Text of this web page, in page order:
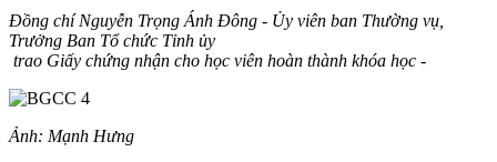
Đồng chí Nguyễn Trọng Ánh Đông - Ủy viên ban Thường vụ,
Trưởng Ban Tổ chức Tỉnh ủy
trao Giấy chứng nhận cho học viên hoàn thành khóa học -
Ảnh: Mạnh Hưng